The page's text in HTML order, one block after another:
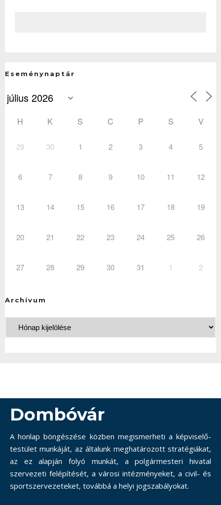
Eseménynaptár
H K S C P S V
29 30 1 2 3 4 5
6 7 8 9 10 11 12
13 14 15 16 17 18 19
20 21 22 23 24 25 26
27 28 29 30 31 1 2
Archívum
Dombóvár
A honlap böngészése közben megismerheti a képviselő-
testület munkáját, az általunk meghatározott stratégiákat,
az ez alapján folyó munkát, a polgármesteri hivatal
szervezeti felépítését, a városi intézményeket, a civil- és
sportszervezeteket, továbbá a helyi jogszabályokat.